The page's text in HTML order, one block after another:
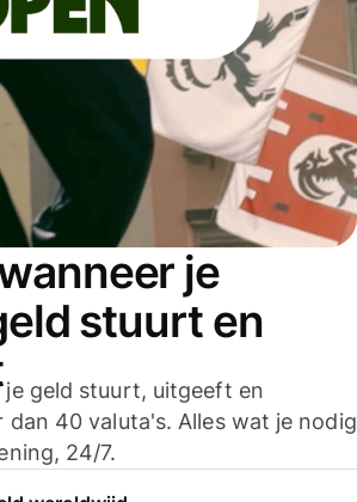
je
stuurt en
je geld stuurt, uitgeeft en
40 valuta's. Alles wat je nodig
24/7.